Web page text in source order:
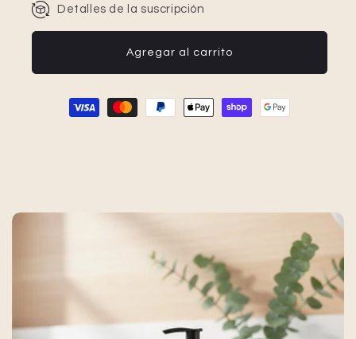
Detalles de la suscripción
Agregar al carrito
Formas de pago